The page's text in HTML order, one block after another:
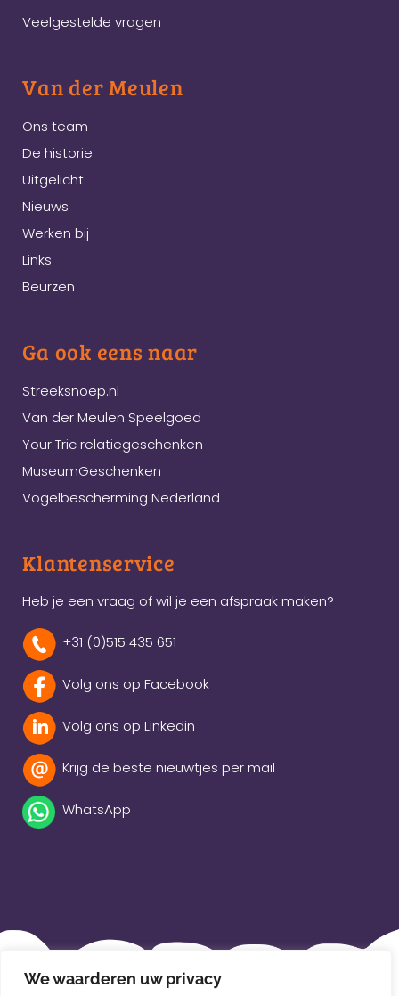
We waarderen uw privacy
Veelgestelde vragen
Van der Meulen
Ons team
De historie
Uitgelicht
Nieuws
Werken bij
Links
Beurzen
Ga ook eens naar
Streeksnoep.nl
Van der Meulen Speelgoed
Your Tric relatiegeschenken
MuseumGeschenken
Vogelbescherming Nederland
Klantenservice
Heb je een vraag of wil je een afspraak maken?
+31 (0)515 435 651
Volg ons op Facebook
Volg ons op Linkedin
Krijg de beste nieuwtjes per mail
WhatsApp
Beleidsverklaring